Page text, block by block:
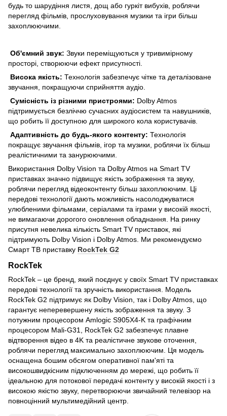
будь то шарудіння листя, дощ або гуркіт вибухів, роблячи
перегляд фільмів, прослуховування музики та ігри більш
захоплюючими.
Об'ємний звук: Звуки переміщуються у тривимірному
просторі, створюючи ефект присутності.
Висока якість: Технологія забезпечує чітке та деталізоване
звучання, покращуючи сприйняття аудіо.
Сумісність із різними пристроями: Dolby Atmos
підтримується безліччю сучасних аудіосистем та навушників,
що робить її доступною для широкого кола користувачів.
Адаптивність до будь-якого контенту: Технологія
покращує звучання фільмів, ігор та музики, роблячи їх більш
реалістичними та занурюючими.
Використання Dolby Vision та Dolby Atmos на Smart TV
приставках значно підвищує якість зображення та звуку,
роблячи перегляд відеоконтенту більш захоплюючим. Ці
передові технології дають можливість насолоджуватися
улюбленими фільмами, серіалами та іграми у високій якості,
не вимагаючи дорогого оновлення обладнання. На ринку
присутня невелика кількість Smart TV приставок, які
підтримують Dolby Vision і Dolby Atmos. Ми рекомендуємо
Смарт ТВ приставку RockTek G2
RockTek
RockTek – це бренд, який поєднує у своїх Smart TV приставках
передові технології та зручність використання. Модель
RockTek G2 підтримує як Dolby Vision, так і Dolby Atmos, що
гарантує неперевершену якість зображення та звуку. З
потужним процесором Amlogic S905X4-K та графічним
процесором Mali-G31, RockTek G2 забезпечує плавне
відтворення відео в 4K та реалістичне звукове оточення,
роблячи перегляд максимально захоплюючим. Ця модель
оснащена бошим обсягом оперативної пам'яті та
високошвидкісним підключенням до мережі, що робить її
ідеальною для потокової передачі контенту у високій якості і з
високою якістю звуку, перетворюючи звичайний телевізор на
повноцінний мультимедійний центр.